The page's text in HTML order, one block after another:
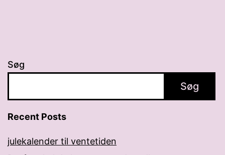
Søg
Søg
Recent Posts
julekalender til ventetiden